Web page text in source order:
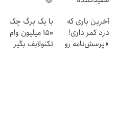
آخرین باری که
درد کمر داری!
◗پرسش‌نامه رو
با یک برگ چک
150 میلیون وام
تکنولایف بگیر